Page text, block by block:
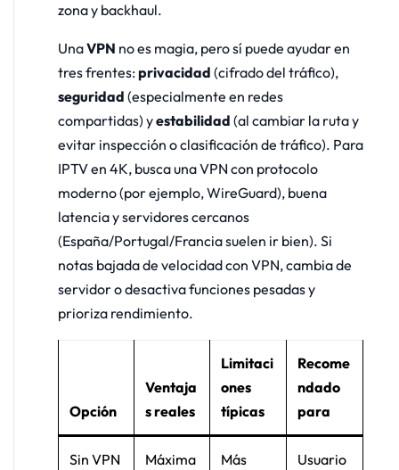
zona y backhaul.
UnaVPN no es magia, pero sí puede ayudar en
tres frentes:privacidad (cifrado del tráfico),
seguridad (especialmente en redes
compartidas) yestabilidad (al cambiar la ruta y
evitar inspección o clasificación de tráfico). Para
IPTV en 4K, busca una VPN con protocolo
moderno (por ejemplo, WireGuard), buena
latencia y servidores cercanos
(España/Portugal/Francia suelen ir bien). Si
notas bajada de velocidad con VPN, cambia de
servidor o desactiva funciones pesadas y
prioriza rendimiento.
Opción
Ventaja
s reales
Limitaci
ones
típicas
Recome
ndado
para
Sin VPN
Máxima
Más
Usuario